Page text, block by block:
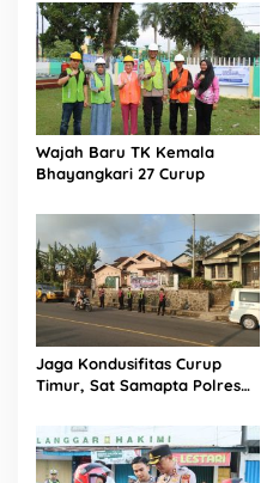
Wajah Baru TK Kemala
Bhayangkari 27 Curup
Jaga Kondusifitas Curup
Timur, Sat Samapta Polres
Personel di Titik Rawan 3C